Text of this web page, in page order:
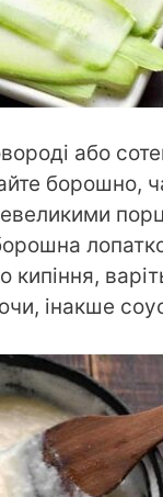
або
борошно,
кипіння,
інакше